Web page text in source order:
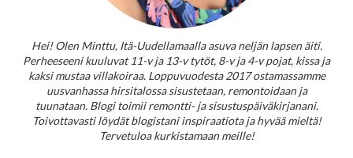
Hei! Olen Minttu, Itä-Uudellamaalla asuva neljän lapsen äiti.
Perheeseeni kuuluvat 11-v ja 13-v tytöt, 8-v ja 4-v pojat, kissa ja
kaksi mustaa villakoiraa. Loppuvuodesta 2017 ostamassamme
uusvanhassa hirsitalossa sisustetaan, remontoidaan ja
tuunataan. Blogi toimii remontti- ja sisustuspäiväkirjanani.
Toivottavasti löydät blogistani inspiraatiota ja hyvää mieltä!
Tervetuloa kurkistamaan meille!